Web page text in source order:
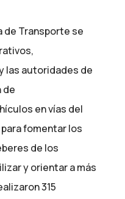
de Transporte se
las autoridades de
de
en vías del
fomentar los
de los
y orientar a más
315